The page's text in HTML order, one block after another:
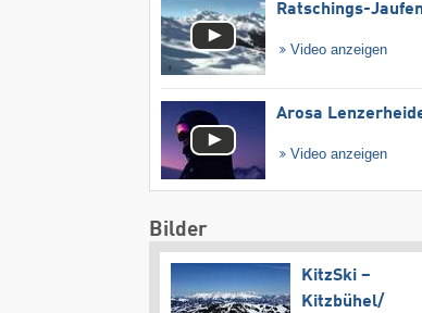
Ratschings-
Video anzeigen
Arosa
Video anzeigen
Bilder
KitzSki –
Kitzbühel/​